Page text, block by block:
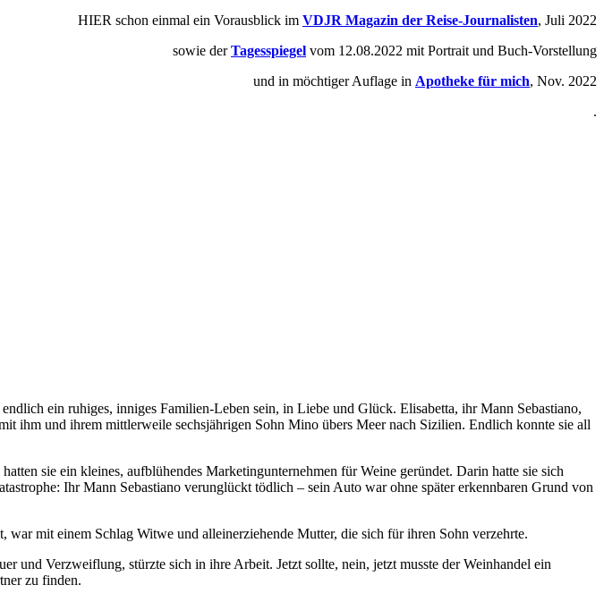
HIER schon einmal ein Vorausblick im VDJR Magazin der Reise-Journalisten, Juli 2022
sowie derTagesspiegel vom 12.08.2022 mit Portrait und Buch-Vorstellung
und in möchtiger Auflage in Apotheke für mich, Nov. 2022
.
ein ruhiges, inniges Familien-Leben sein, in Liebe und Glück. Elisabetta, ihr Mann Sebastiano,
ihm und ihrem mittlerweile sechsjährigen Sohn Mino übers Meer nach Sizilien. Endlich konnte sie all
sie ein kleines, aufblühendes Marketingunternehmen für Weine geründet. Darin hatte sie sich
Ihr Mann Sebastiano verunglückt tödlich – sein Auto war ohne später erkennbaren Grund von
mit einem Schlag Witwe und alleinerziehende Mutter, die sich für ihren Sohn verzehrte.
und Verzweiflung, stürzte sich in ihre Arbeit. Jetzt sollte, nein, jetzt musste der Weinhandel ein
zu finden.